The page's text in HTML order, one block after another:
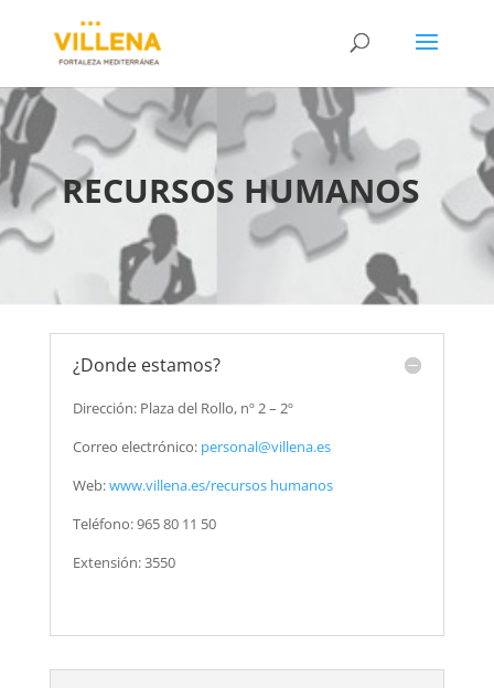
RECURSOS HUMANOS
¿Donde estamos?
Dirección: Plaza del Rollo, nº 2 – 2º
Correo electrónico: personal@villena.es
Web:www.villena.es/recursos humanos
Teléfono: 965 80 11 50
Extensión: 3550